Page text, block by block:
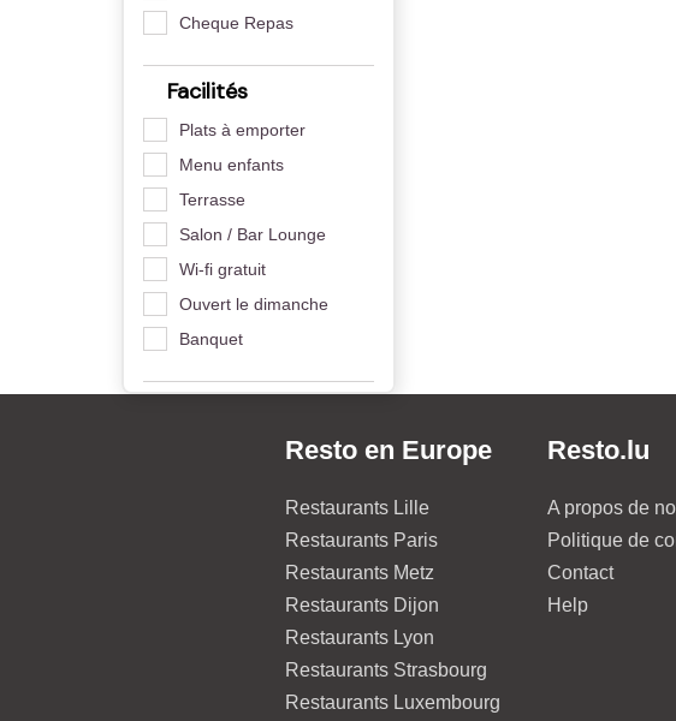
Cheque Repas
Facilités
Plats à emporter
Menu enfants
Terrasse
Salon / Bar Lounge
Wi-fi gratuit
Ouvert le dimanche
Banquet
Resto en Europe
Restaurants Lille
Restaurants Paris
Restaurants Metz
Restaurants Dijon
Restaurants Lyon
Restaurants Strasbourg
Restaurants Luxembourg
Resto.lu
A propos de
Politique de
Contact
Help